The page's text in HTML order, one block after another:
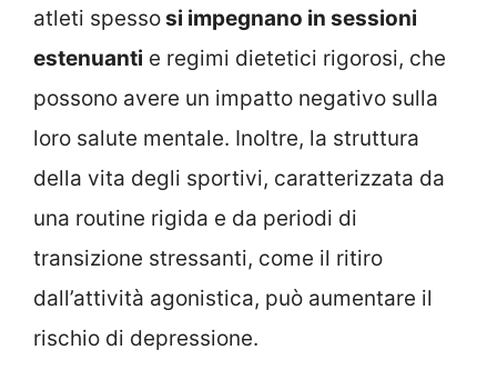
atleti spessosi impegnano in sessioni
estenuanti e regimi dietetici rigorosi, che
possono avere un impatto negativo sulla
loro salute mentale. Inoltre, la struttura
della vita degli sportivi, caratterizzata da
una routine rigida e da periodi di
transizione stressanti, come il ritiro
dall’attività agonistica, può aumentare il
rischio di depressione.